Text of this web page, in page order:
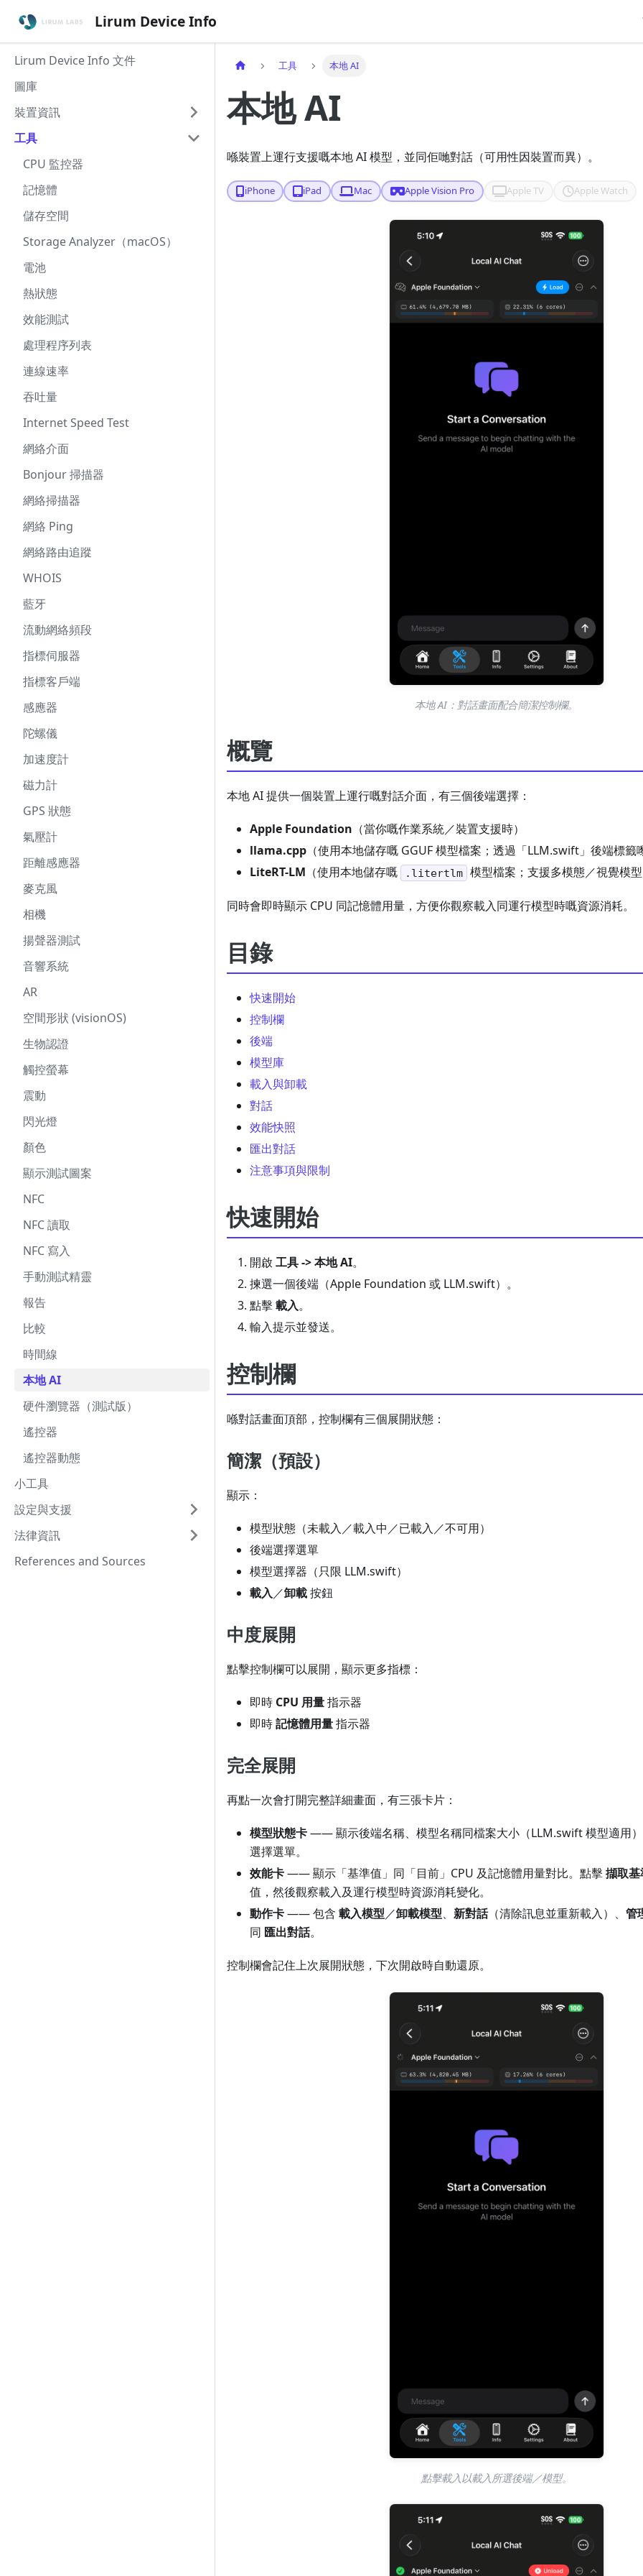
Lirum Device Info
Lirum Device Info 文件
圖庫
裝置資訊
工具
CPU 監控器
記憶體
儲存空間
Storage Analyzer（macOS）
電池
熱狀態
效能測試
處理程序列表
連線速率
吞吐量
Internet Speed Test
網絡介面
Bonjour 掃描器
網絡掃描器
網絡 Ping
網絡路由追蹤
WHOIS
藍牙
流動網絡頻段
指標伺服器
指標客戶端
感應器
陀螺儀
加速度計
磁力計
GPS 狀態
氣壓計
距離感應器
麥克風
相機
揚聲器測試
音響系統
AR
空間形狀 (visionOS)
生物認證
觸控螢幕
震動
閃光燈
顏色
顯示測試圖案
NFC
NFC 讀取
NFC 寫入
手動測試精靈
報告
比較
時間線
本地 AI
硬件瀏覽器（測試版）
遙控器
遙控器動態
小工具
設定與支援
法律資訊
References and Sources
工具 本地 AI
本地 AI
喺裝置上運行支援嘅本地 AI 模型，並同佢哋對話（可用性因裝置而異）。
iPhone iPad Mac Apple Vision Pro Apple TV Apple Watch
本地 AI：對話畫面配合簡潔控制欄。
概覽
本地 AI 提供一個裝置上運行嘅對話介面，有三個後端選擇：
Apple Foundation （當你嘅作業系統／裝置支援時）
llama.cpp （使用本地儲存嘅 GGUF 模型檔案；透過「LLM.swift」後端標籤
LiteRT-LM （使用本地儲存嘅 .litertlm 模型檔案；支援多模態／視覺模型
同時會即時顯示 CPU 同記憶體用量，方便你觀察載入同運行模型時嘅資源消耗。
目錄
快速開始
控制欄
後端
模型庫
載入與卸載
對話
效能快照
匯出對話
注意事項與限制
快速開始
開啟工具 -> 本地 AI。
揀選一個後端（Apple Foundation 或 LLM.swift）。
點擊載入。
輸入提示並發送。
控制欄
喺對話畫面頂部，控制欄有三個展開狀態：
簡潔（預設）
顯示：
模型狀態（未載入／載入中／已載入／不可用）
後端選擇選單
模型選擇器（只限 LLM.swift）
載入／卸載按鈕
中度展開
點擊控制欄可以展開，顯示更多指標：
即時 CPU 用量指示器
即時記憶體用量指示器
完全展開
再點一次會打開完整詳細畫面，有三張卡片：
模型狀態卡—— 顯示後端名稱、模型名稱同檔案大小（LLM.swift 模型適用
選擇選單。
效能卡—— 顯示「基準值」同「目前」CPU 及記憶體用量對比。點擊擷取
值，然後觀察載入及運行模型時資源消耗變化。
動作卡—— 包含 載入模型／卸載模型、 新對話（清除訊息並重新載入）、 管
同 匯出對話。
控制欄會記住上次展開狀態，下次開啟時自動還原。
點擊載入以載入所選後端／模型。